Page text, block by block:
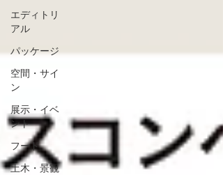
エディトリ
アル
パッケージ
空間・サイ
ン
展示・イベ
ント
フード
土木・景観